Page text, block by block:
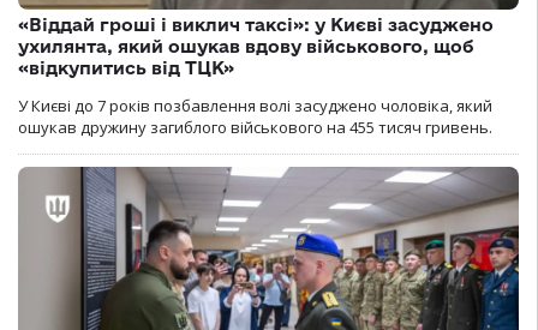
«Віддай гроші і виклич таксі»: у Києві засуджено
ухилянта, який ошукав вдову військового, щоб
«відкупитись від ТЦК»
У Києві до 7 років позбавлення волі засуджено чоловіка, який
ошукав дружину загиблого військового на 455 тисяч гривень.